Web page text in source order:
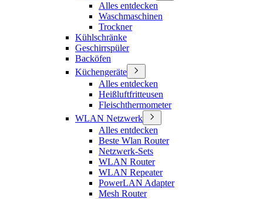
Alles entdecken
Waschmaschinen
Trockner
Kühlschränke
Geschirrspüler
Backöfen
Küchengeräte
Alles entdecken
Heißluftfritteusen
Fleischthermometer
WLAN Netzwerk
Alles entdecken
Beste Wlan Router
Netzwerk-Sets
WLAN Router
WLAN Repeater
PowerLAN Adapter
Mesh Router